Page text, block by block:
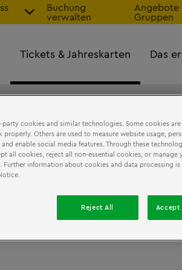
Buchung
verwalten
Angebote
Gruppen
Tickets & Jahreskarten Das
cookies and similar technologies. Some cookies are
Others are used to measure website usage,
enable social media features. Through these
all cookies, reject all non-essential cookies, or manage
Further information about cookies and data processing
Reject All Accept